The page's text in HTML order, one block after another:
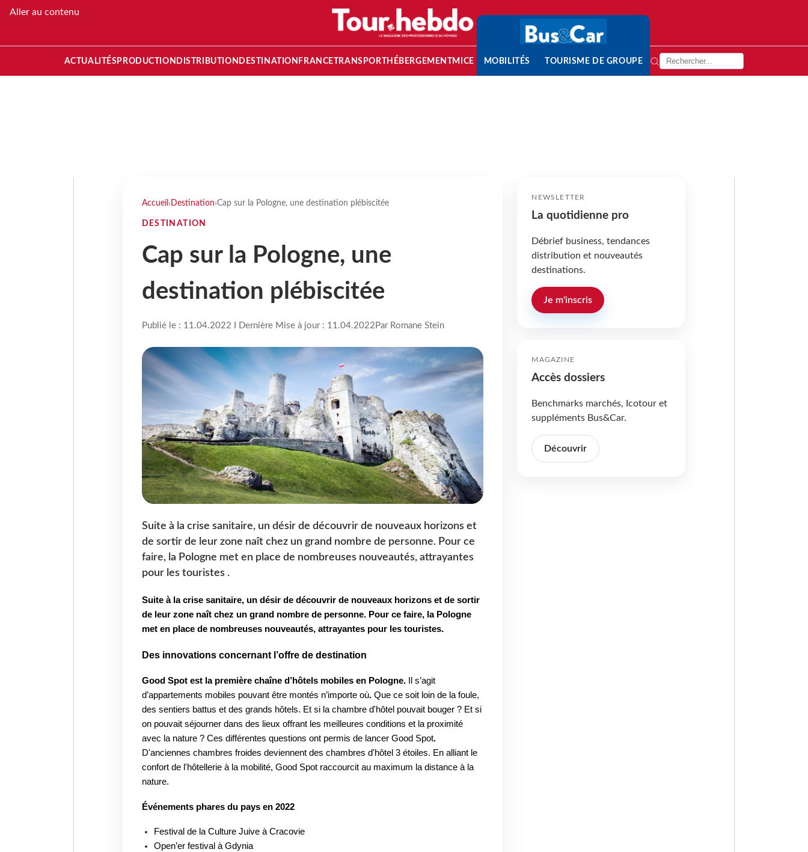
Aller au contenu
ACTUALITÉS PRODUCTION DISTRIBUTION DESTINATION FRANCETRANSPORT HÉBERGEMENTMICE MOBILITÉS TOURISME DE GROUPE
Accueil › Destination›Cap sur la Pologne, une destination plébiscitée
DESTINATION
Cap sur la Pologne, une
destination plébiscitée
Publié le : 11.04.2022 I Dernière Mise à jour : 11.04.2022 Par Romane Stein
Suite à la crise sanitaire, un désir de découvrir de nouveaux horizons et
de sortir de leur zone naît chez un grand nombre de personne. Pour ce
faire, la Pologne met en place de nombreuses nouveautés, attrayantes
pour les touristes .
Suite à la crise sanitaire, un désir de découvrir de nouveaux horizons et de sortir
de leur zone naît chez un grand nombre de personne. Pour ce faire, la Pologne
met en place de nombreuses nouveautés, attrayantes pour les touristes.
Des innovations concernant l’offre de destination
Good Spot est la première chaîne d’hôtels mobiles en Pologne.
Il s’agit
d’appartements mobiles pouvant être montés n’importe où. Que ce soit loin de la foule,
des sentiers battus et des grands hôtels. Et si la chambre d'hôtel pouvait bouger ? Et si
on pouvait séjourner dans des lieux offrant les meilleures conditions et la proximité
avec la nature ? Ces différentes questions ont permis de lancer Good Spot.
D'anciennes chambres froides deviennent des chambres d'hôtel 3 étoiles. En alliant le
confort de l'hôtellerie à la mobilité, Good Spot raccourcit au maximum la distance à la
nature.
Événements phares du pays en 2022
Festival de la Culture Juive à Cracovie
Open’er festival à Gdynia
NEWSLETTER
La quotidienne pro
Débrief business, tendances
distribution et nouveautés
destinations.
Je m'inscris
MAGAZINE
Accès dossiers
Benchmarks marchés, Icotour et
suppléments Bus&Car.
Découvrir